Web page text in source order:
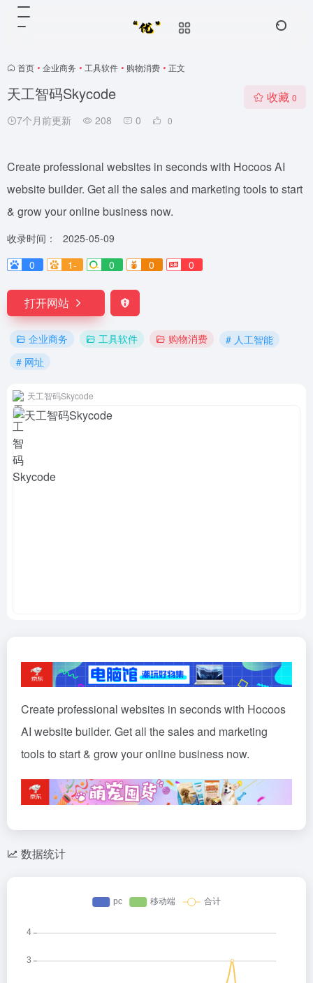
首页 • 企业商务 • 工具软件 • 购物消费 • 正文
天工智码Skycode
7个月前更新 208 0 0
收藏 0
Create professional websites in seconds with Hocoos AI
website builder. Get all the sales and marketing tools to start
& grow your online business now.
收录时间：
2025-05-09
0
1- 0 0 0
打开网站
企业商务 工具软件 购物消费
# 人工智能
# 网址
天工智码Skycode
Create professional websites in seconds with Hocoos
AI website builder. Get all the sales and marketing
tools to start & grow your online business now.
数据统计